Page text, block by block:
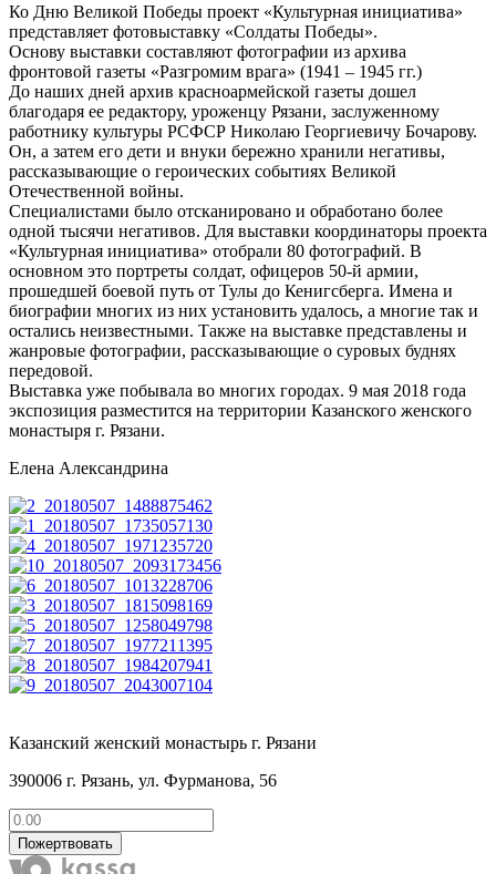
Ко Дню Великой Победы проект «Культурная инициатива»
представляет фотовыставку «Солдаты Победы».
Основу выставки составляют фотографии из архива
фронтовой газеты «Разгромим врага» (1941 – 1945 гг.)
До наших дней архив красноармейской газеты дошел
благодаря ее редактору, уроженцу Рязани, заслуженному
работнику культуры РСФСР Николаю Георгиевичу Бочарову.
Он, а затем его дети и внуки бережно хранили негативы,
рассказывающие о героических событиях Великой
Отечественной войны.
Специалистами было отсканировано и обработано более
одной тысячи негативов. Для выставки координаторы проекта
«Культурная инициатива» отобрали 80 фотографий. В
основном это портреты солдат, офицеров 50-й армии,
прошедшей боевой путь от Тулы до Кенигсберга. Имена и
биографии многих из них установить удалось, а многие так и
остались неизвестными. Также на выставке представлены и
жанровые фотографии, рассказывающие о суровых буднях
передовой.
Выставка уже побывала во многих городах. 9 мая 2018 года
экспозиция разместится на территории Казанского женского
монастыря г. Рязани.
Елена Александрина
Казанский женский монастырь г. Рязани
390006 г. Рязань, ул. Фурманова, 56
Пожертвовать